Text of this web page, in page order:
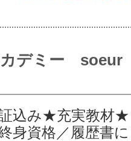
カデミー soeur
込み★充実教材★
身資格／履歴書